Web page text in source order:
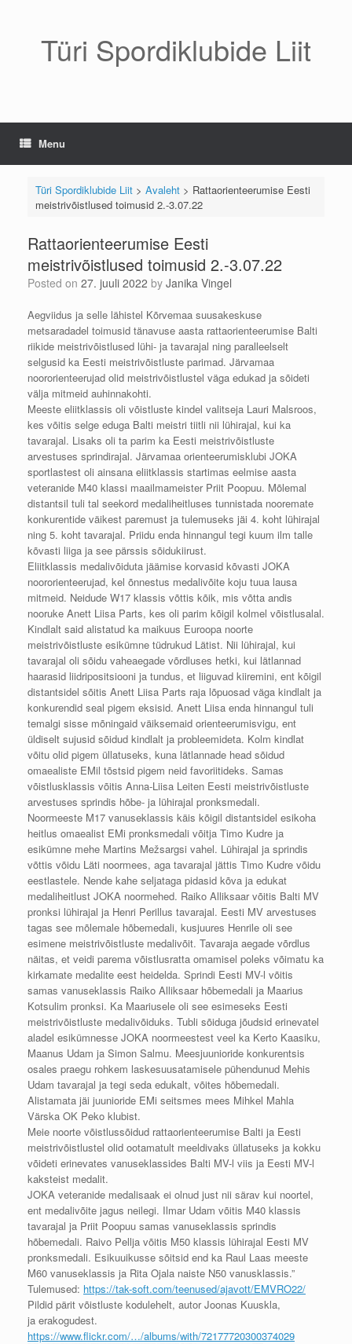
Türi Spordiklubide Liit
Menu
Türi Spordiklubide Liit> Avaleht> Rattaorienteerumise Eesti
meistrivõistlused toimusid 2.-3.07.22
Rattaorienteerumise Eesti
meistrivõistlused toimusid 2.-3.07.22
Posted on 27. juuli 2022 by Janika Vingel
Aegviidus ja selle lähistel Kõrvemaa suusakeskuse
metsaradadel toimusid tänavuse aasta rattaorienteerumise Balti
riikide meistrivõistlused lühi- ja tavarajal ning paralleelselt
selgusid ka Eesti meistrivõistluste parimad. Järvamaa
noororienteerujad olid meistrivõistlustel väga edukad ja sõideti
välja mitmeid auhinnakohti.
Meeste eliitklassis oli võistluste kindel valitseja Lauri Malsroos,
kes võitis selge eduga Balti meistri tiitli nii lühirajal, kui ka
tavarajal. Lisaks oli ta parim ka Eesti meistrivõistluste
arvestuses sprindirajal. Järvamaa orienteerumisklubi JOKA
sportlastest oli ainsana eliitklassis startimas eelmise aasta
veteranide M40 klassi maailmameister Priit Poopuu. Mõlemal
distantsil tuli tal seekord medaliheitluses tunnistada nooremate
konkurentide väikest paremust ja tulemuseks jäi 4. koht lühirajal
ning 5. koht tavarajal. Priidu enda hinnangul tegi kuum ilm talle
kõvasti liiga ja see pärssis sõidukiirust.
Eliitklassis medalivõiduta jäämise korvasid kõvasti JOKA
noororienteerujad, kel õnnestus medalivõite koju tuua lausa
mitmeid. Neidude W17 klassis võttis kõik, mis võtta andis
nooruke Anett Liisa Parts, kes oli parim kõigil kolmel võistlusalal.
Kindlalt said alistatud ka maikuus Euroopa noorte
meistrivõistluste esikümne tüdrukud Lätist. Nii lühirajal, kui
tavarajal oli sõidu vaheaegade võrdluses hetki, kui lätlannad
haarasid liidripositsiooni ja tundus, et liiguvad kiiremini, ent kõigil
distantsidel sõitis Anett Liisa Parts raja lõpuosad väga kindlalt ja
konkurendid seal pigem eksisid. Anett Liisa enda hinnangul tuli
temalgi sisse mõningaid väiksemaid orienteerumisvigu, ent
üldiselt sujusid sõidud kindlalt ja probleemideta. Kolm kindlat
võitu olid pigem üllatuseks, kuna lätlannade head sõidud
omaealiste EMil tõstsid pigem neid favoriitideks. Samas
võistlusklassis võitis Anna-Liisa Leiten Eesti meistrivõistluste
arvestuses sprindis hõbe- ja lühirajal pronksmedali.
Noormeeste M17 vanuseklassis käis kõigil distantsidel esikoha
heitlus omaealist EMi pronksmedali võitja Timo Kudre ja
esikümne mehe Martins Mežsargsi vahel. Lühirajal ja sprindis
võttis võidu Läti noormees, aga tavarajal jättis Timo Kudre võidu
eestlastele. Nende kahe seljataga pidasid kõva ja edukat
medaliheitlust JOKA noormehed. Raiko Alliksaar võitis Balti MV
pronksi lühirajal ja Henri Perillus tavarajal. Eesti MV arvestuses
tagas see mõlemale hõbemedali, kusjuures Henrile oli see
esimene meistrivõistluste medalivõit. Tavaraja aegade võrdlus
näitas, et veidi parema võistlusratta omamisel poleks võimatu ka
kirkamate medalite eest heidelda. Sprindi Eesti MV-l võitis
samas vanuseklassis Raiko Alliksaar hõbemedali ja Maarius
Kotsulim pronksi. Ka Maariusele oli see esimeseks Eesti
meistrivõistluste medalivõiduks. Tubli sõiduga jõudsid erinevatel
aladel esikümnesse JOKA noormeestest veel ka Kerto Kaasiku,
Maanus Udam ja Simon Salmu. Meesjuunioride konkurentsis
osales praegu rohkem laskesuusatamisele pühendunud Mehis
Udam tavarajal ja tegi seda edukalt, võites hõbemedali.
Alistamata jäi juunioride EMi seitsmes mees Mihkel Mahla
Värska OK Peko klubist.
Meie noorte võistlussõidud rattaorienteerumise Balti ja Eesti
meistrivõistlustel olid ootamatult meeldivaks üllatuseks ja kokku
võideti erinevates vanuseklassides Balti MV-l viis ja Eesti MV-l
kaksteist medalit.
JOKA veteranide medalisaak ei olnud just nii särav kui noortel,
ent medalivõite jagus neilegi. Ilmar Udam võitis M40 klassis
tavarajal ja Priit Poopuu samas vanuseklassis sprindis
hõbemedali. Raivo Pellja võitis M50 klassis lühirajal Eesti MV
pronksmedali. Esikuuikusse sõitsid end ka Raul Laas meeste
M60 vanuseklassis ja Rita Ojala naiste N50 vanusklassis.”
Tulemused: https://tak-soft.com/teenused/ajavott/EMVRO22/
Pildid pärit võistluste kodulehelt, autor Joonas Kuuskla,
ja erakogudest.
https://www.flickr.com/…/albums/with/72177720300374029